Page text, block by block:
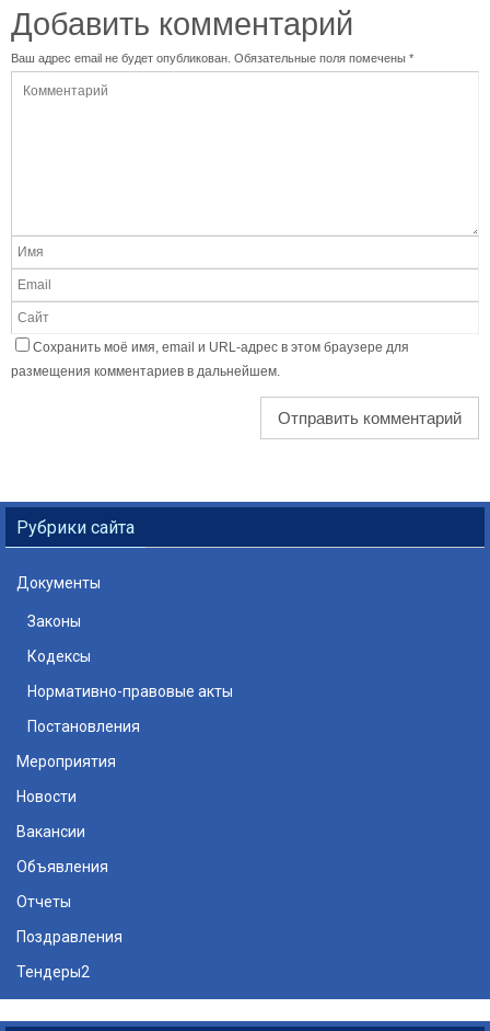
Добавить комментарий
Ваш адрес email не будет опубликован. Обязательные поля помечены *
Сохранить моё имя, email и URL-адрес в этом браузере для
размещения комментариев в дальнейшем.
Рубрики сайта
Документы
Законы
Кодексы
Нормативно-правовые акты
Постановления
Мероприятия
Новости
Вакансии
Объявления
Отчеты
Поздравления
Тендеры2